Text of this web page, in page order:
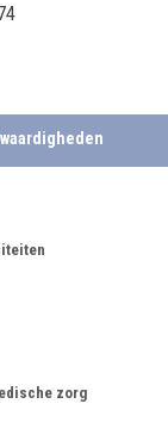
zorg